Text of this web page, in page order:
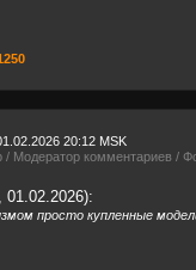
20:12 MSK
/ Модератор комментариев /
01.02.2026):
просто купленные